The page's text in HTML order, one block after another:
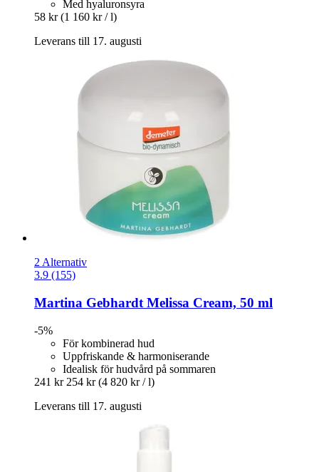
Med hyaluronsyra
58 kr (1 160 kr / l)
Leverans till 17. augusti
2 Alternativ
3.9 (155)
Martina Gebhardt Melissa Cream, 50 ml
-5%
För kombinerad hud
Uppfriskande & harmoniserande
Idealisk för hudvård på sommaren
241 kr 254 kr (4 820 kr / l)
Leverans till 17. augusti